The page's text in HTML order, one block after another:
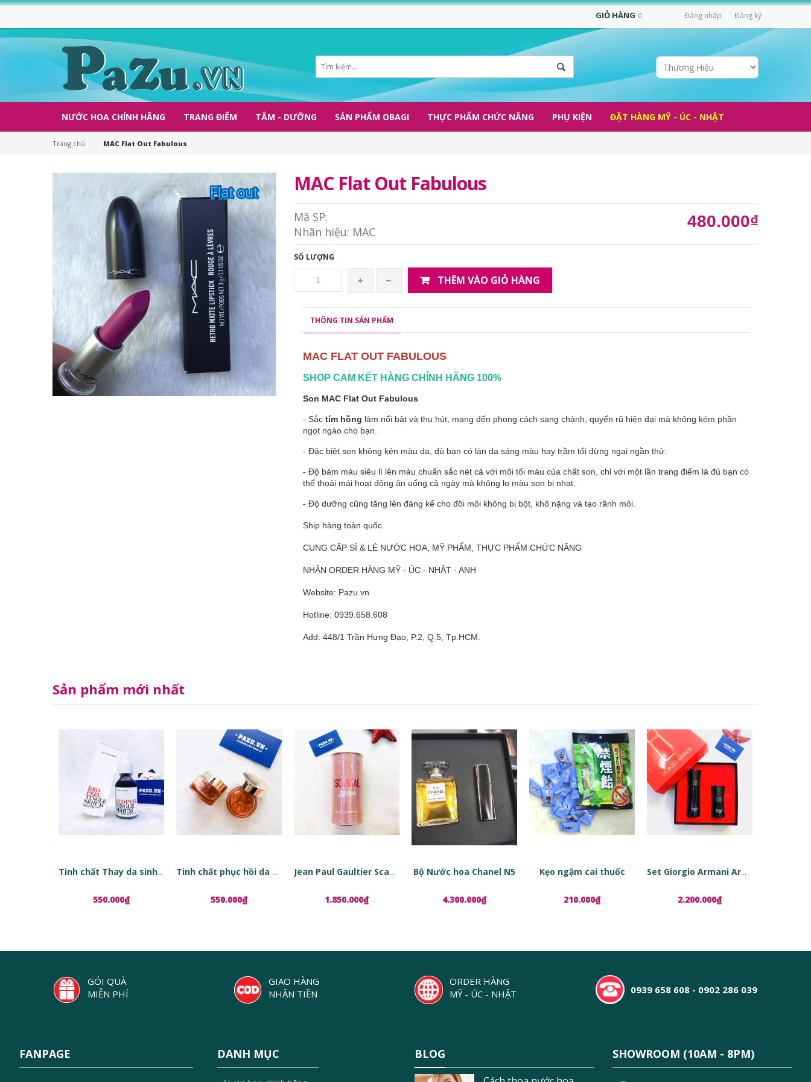
Đăng nhập Đăng ký
GIỎ HÀNG 0
NƯỚC HOA CHÍNH HÃNG TRANG ĐIỂM TẮM - DƯỠNG SẢN PHẨM OBAGI THỰC PHẨM CHỨC NĂNG PHỤ KIỆN ĐẶT HÀNG MỸ - ÚC - NHẬT
Trang chủ —› MAC Flat Out Fabulous
MAC Flat Out Fabulous
Mã SP:
Nhãn hiệu: MAC
480.000₫
SỐ LƯỢNG
THÊM VÀO GIỎ HÀNG
THÔNG TIN SẢN PHẨM
MAC FLAT OUT FABULOUS
SHOP CAM KẾT HÀNG CHÍNH HÃNG 100%
Son MAC Flat Out Fabulous
- Sắc tím hồng làm nổi bật và thu hút, mang đến phong cách sang chảnh, quyến rũ hiện đại mà không kém phần
ngọt ngào cho bạn.
- Đặc biệt son không kén màu da, dù bạn có làn da sáng màu hay trầm tối đừng ngại ngần thử.
- Độ bám màu siêu lì lên màu chuẩn sắc nét cả với môi tối màu của chất son, chỉ với một lần trang điểm là đủ bạn có
thể thoải mái hoạt động ăn uống cả ngày mà không lo màu son bị nhạt.
- Độ dưỡng cũng tăng lên đáng kể cho đôi môi không bị bột, khô nặng và tạo rãnh môi.
Ship hàng toàn quốc.
CUNG CẤP SỈ & LẺ NƯỚC HOA, MỸ PHẨM, THỰC PHẨM CHỨC NĂNG
NHẬN ORDER HÀNG MỸ - ÚC - NHẬT - ANH
Website: Pazu.vn
Hotline: 0939.658.608
Add: 448/1 Trần Hưng Đạo, P.2, Q.5, Tp.HCM.
Sản phẩm mới nhất
Tinh chất Thay da sinh học Red Peel Tingle Serum
550.000₫
Tinh chất phục hồi da dạng viên nang Estée Lauder Advanced Night Repair Ampoules
550.000₫
Jean Paul Gaultier Scandal EDP
1.850.000₫
Bộ Nước hoa Chanel N5
4.300.000₫
Kẹo ngậm cai thuốc
210.000₫
Set Giorgio Armani Armani Code
2.200.000₫
GÓI QUÀ
MIỄN PHÍ
GIAO HÀNG
NHẬN TIỀN
ORDER HÀNG
MỸ - ÚC - NHẬT
0939 658 608 - 0902 286 039
FANPAGE DANH MỤC BLOG SHOWROOM (10AM - 8PM)